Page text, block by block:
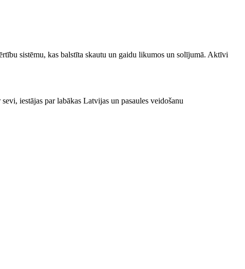
sistēmu, kas balstīta skautu un gaidu likumos un solījumā. Aktīvi
iestājas par labākas Latvijas un pasaules veidošanu